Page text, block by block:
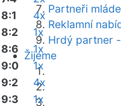
Partneři
Reklamní
Hrdý partner
Žijeme
8:1
4x
8:2
1x
8:6
1x
9:0
1x
9:2
4x
9:3
1x